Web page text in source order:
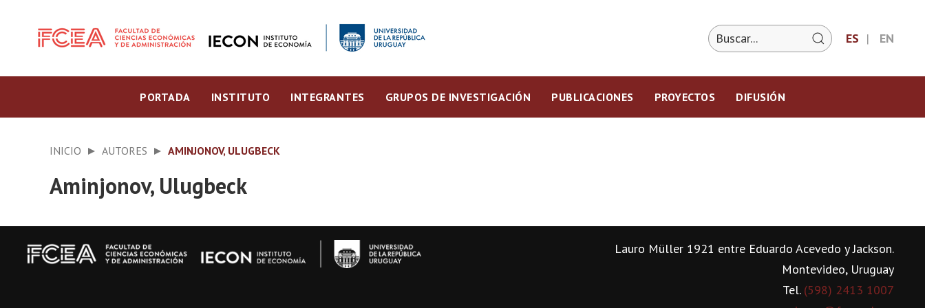
ES EN
PORTADA INSTITUTO INTEGRANTES GRUPOS DE INVESTIGACIÓN PUBLICACIONES PROYECTOS DIFUSIÓN
INICIO AUTORES AMINJONOV, ULUGBECK
Aminjonov, Ulugbeck
Lauro Müller 1921 entre Eduardo Acevedo y Jackson.
Montevideo, Uruguay
Tel. (598) 2413 1007